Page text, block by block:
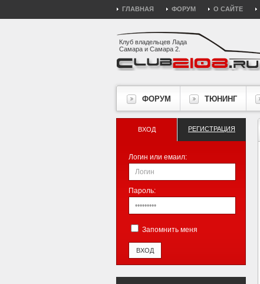
ГЛАВНАЯ ФОРУМ О САЙТЕ
Клуб владельцев Лада
Самара и Самара 2.
ФОРУМ ТЮНИНГ
ВХОД РЕГИСТРАЦИЯ
Логин или емаил:
Пароль:
Запомнить меня